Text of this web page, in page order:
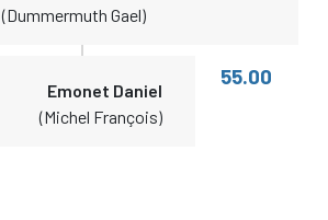
(Dummermuth Gael)
Emonet Daniel
(Michel François)
55.00